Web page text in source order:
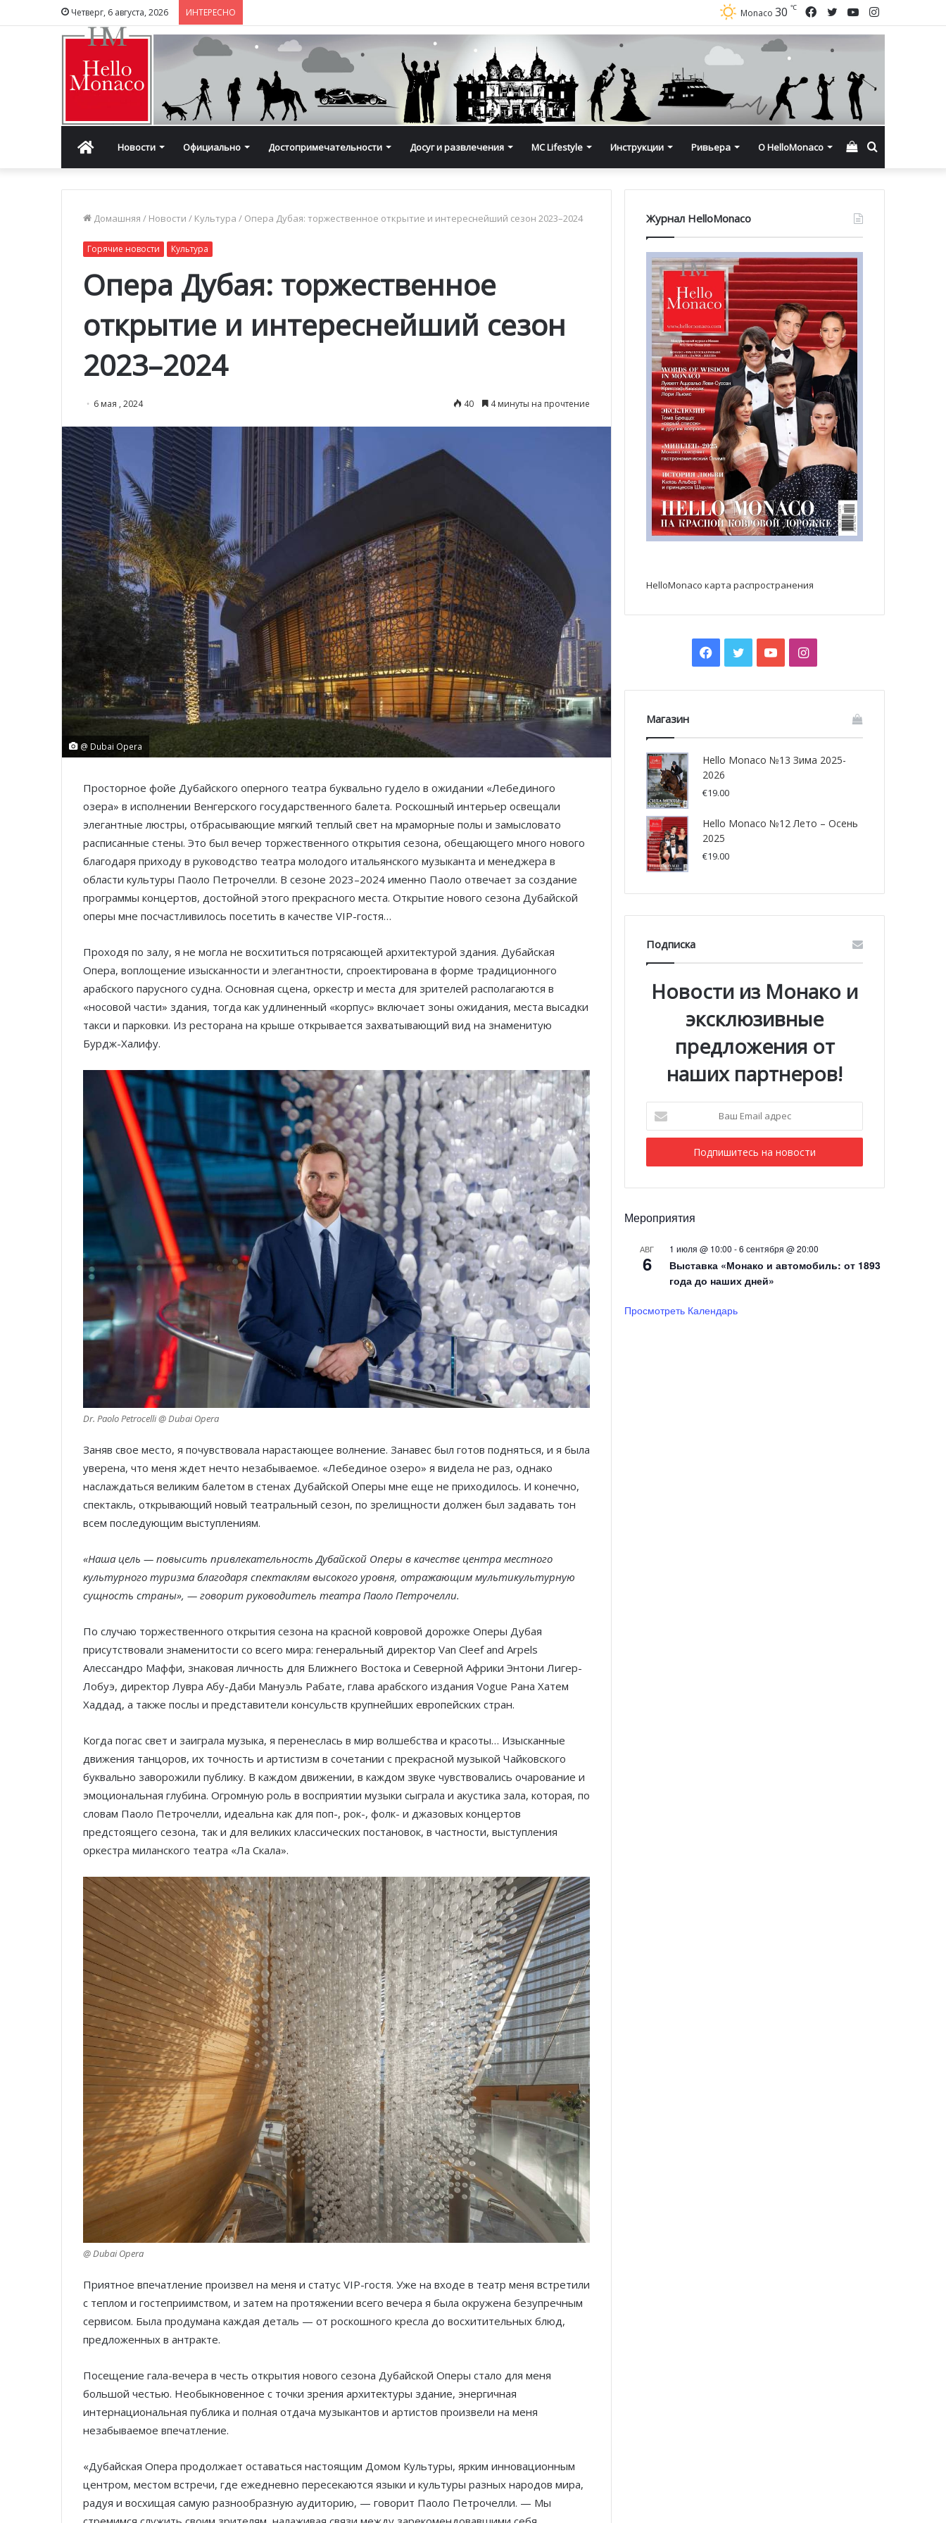
Четверг, 6 августа, 2026 ИНТЕРЕСНО Instagram
YouTube
Twitter
Facebook
Monaco 30 ℃
ГлавнаяНовости Официально Достопримечательности Досуг и развлечения MC Lifestyle Инструкции Ривьера О HelloMonaco Смотреть
корзину
Домашняя / Новости / Культура / Опера Дубая: торжественное открытие и интереснейший сезон 2023–2024
Горячие новости Культура
Опера Дубая: торжественное
открытие и интереснейший сезон
2023–2024
6 мая , 2024 40 4 минуты на прочтение
@ Dubai Opera
Просторное фойе Дубайского оперного театра буквально гудело в ожидании «Лебединого
озера» в исполнении Венгерского государственного балета. Роскошный интерьер освещали
элегантные люстры, отбрасывающие мягкий теплый свет на мраморные полы и замысловато
расписанные стены. Это был вечер торжественного открытия сезона, обещающего много нового
благодаря приходу в руководство театра молодого итальянского музыканта и менеджера в
области культуры Паоло Петрочелли. В сезоне 2023–2024 именно Паоло отвечает за создание
программы концертов, достойной этого прекрасного места. Открытие нового сезона Дубайской
оперы мне посчастливилось посетить в качестве VIP-гостя…
Проходя по залу, я не могла не восхититься потрясающей архитектурой здания. Дубайская
Опера, воплощение изысканности и элегантности, спроектирована в форме традиционного
арабского парусного судна. Основная сцена, оркестр и места для зрителей располагаются в
«носовой части» здания, тогда как удлиненный «корпус» включает зоны ожидания, места высадки
такси и парковки. Из ресторана на крыше открывается захватывающий вид на знаменитую
Бурдж-Халифу.
Dr. Paolo Petrocelli @ Dubai Opera
Заняв свое место, я почувствовала нарастающее волнение. Занавес был готов подняться, и я была
уверена, что меня ждет нечто незабываемое. «Лебединое озеро» я видела не раз, однако
наслаждаться великим балетом в стенах Дубайской Оперы мне еще не приходилось. И конечно,
спектакль, открывающий новый театральный сезон, по зрелищности должен был задавать тон
всем последующим выступлениям.
«Наша цель — повысить привлекательность Дубайской Оперы в качестве центра местного
культурного туризма благодаря спектаклям высокого уровня, отражающим мультикультурную
сущность страны», — говорит руководитель театра Паоло Петрочелли.
По случаю торжественного открытия сезона на красной ковровой дорожке Оперы Дубая
присутствовали знаменитости со всего мира: генеральный директор Van Cleef and Arpels
Алессандро Маффи, знаковая личность для Ближнего Востока и Северной Африки Энтони Лигер-
Лобуэ, директор Лувра Абу-Даби Мануэль Рабате, глава арабского издания Vogue Рана Хатем
Хаддад, а также послы и представители консульств крупнейших европейских стран.
Когда погас свет и заиграла музыка, я перенеслась в мир волшебства и красоты… Изысканные
движения танцоров, их точность и артистизм в сочетании с прекрасной музыкой Чайковского
буквально заворожили публику. В каждом движении, в каждом звуке чувствовались очарование и
эмоциональная глубина. Огромную роль в восприятии музыки сыграла и акустика зала, которая, по
словам Паоло Петрочелли, идеальна как для поп-, рок-, фолк- и джазовых концертов
предстоящего сезона, так и для великих классических постановок, в частности, выступления
оркестра миланского театра «Ла Скала».
@ Dubai Opera
Приятное впечатление произвел на меня и статус VIP-гостя. Уже на входе в театр меня встретили
с теплом и гостеприимством, и затем на протяжении всего вечера я была окружена безупречным
сервисом. Была продумана каждая деталь — от роскошного кресла до восхитительных блюд,
предложенных в антракте.
Посещение гала-вечера в честь открытия нового сезона Дубайской Оперы стало для меня
большой честью. Необыкновенное с точки зрения архитектуры здание, энергичная
интернациональная публика и полная отдача музыкантов и артистов произвели на меня
незабываемое впечатление.
«Дубайская Опера продолжает оставаться настоящим Домом Культуры, ярким инновационным
центром, местом встречи, где ежедневно пересекаются языки и культуры разных народов мира,
радуя и восхищая самую разнообразную аудиторию, — говорит Паоло Петрочелли. — Мы
Журнал HelloMonaco
HelloMonaco карта распространения
Facebook
TwitterYouTubeInstagram
Магазин
Hello Monaco №13 Зима 2025-
2026
€19.00
Hello Monaco №12 Лето – Осень
2025
€19.00
Подписка
Новости из Монако и
эксклюзивные
предложения от
наших партнеров!
Email
адрес
Мероприятия
АВГ
6
1 июля @ 10:00 -6 сентября @ 20:00
Выставка «Монако и автомобиль: от 1893
года до наших дней»
Просмотреть Календарь